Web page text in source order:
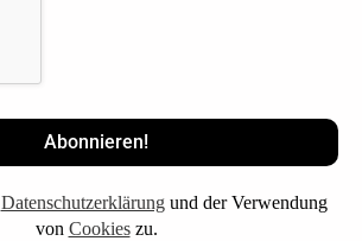
Datenschutzerklärungund der Verwendung
von Cookieszu.